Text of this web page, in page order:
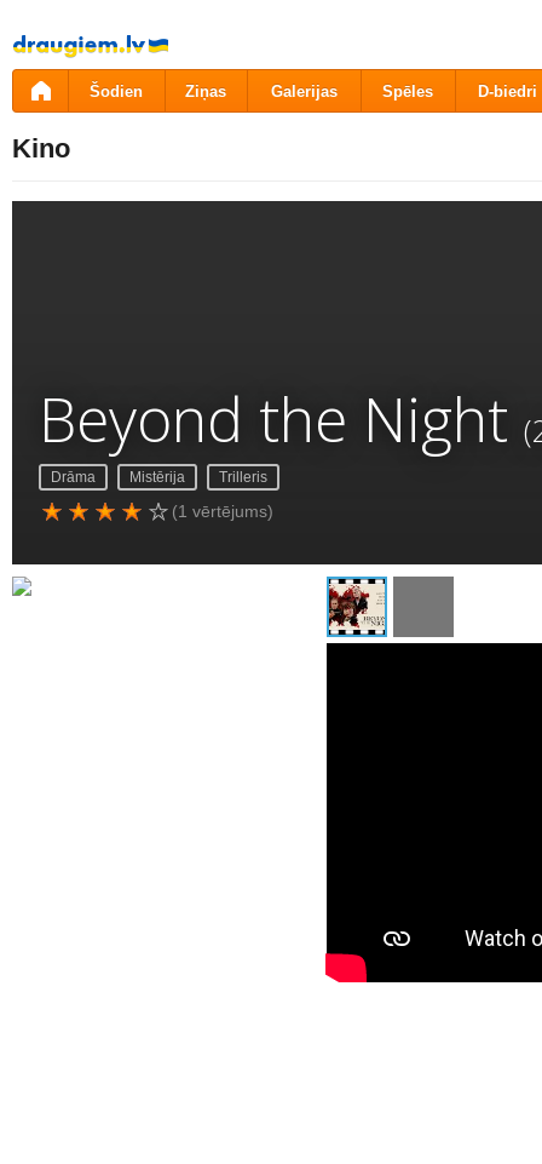
Pāriet
uz
saturu
Šodien Ziņas Galerijas Spēles D-biedri
Kino
Beyond the Night
Drāma Mistērija Trilleris
(1 vērtējums)